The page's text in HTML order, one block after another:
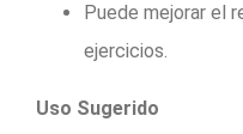
Puede mejorar el
ejercicios.
Uso Sugerido